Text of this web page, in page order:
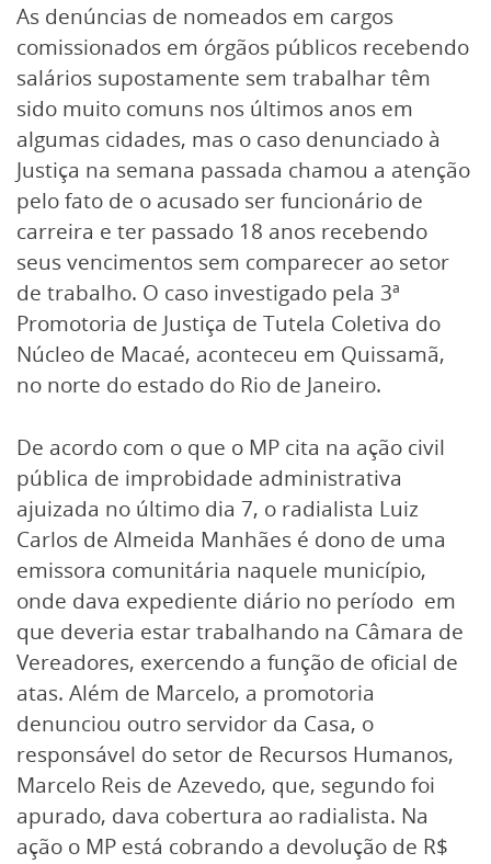
As denúncias de nomeados em cargos
comissionados em órgãos públicos recebendo
salários supostamente sem trabalhar têm
sido muito comuns nos últimos anos em
algumas cidades, mas o caso denunciado à
Justiça na semana passada chamou a atenção
pelo fato de o acusado ser funcionário de
carreira e ter passado 18 anos recebendo
seus vencimentos sem comparecer ao setor
de trabalho. O caso investigado pela 3ª
Promotoria de Justiça de Tutela Coletiva do
Núcleo de Macaé, aconteceu em Quissamã,
no norte do estado do Rio de Janeiro.
De acordo com o que o MP cita na ação civil
pública de improbidade administrativa
ajuizada no último dia 7, o radialista Luiz
Carlos de Almeida Manhães é dono de uma
emissora comunitária naquele município,
onde dava expediente diário no período em
que deveria estar trabalhando na Câmara de
Vereadores, exercendo a função de oficial de
atas. Além de Marcelo, a promotoria
denunciou outro servidor da Casa, o
responsável do setor de Recursos Humanos,
Marcelo Reis de Azevedo, que, segundo foi
apurado, dava cobertura ao radialista. Na
ação o MP está cobrando a devolução de R$